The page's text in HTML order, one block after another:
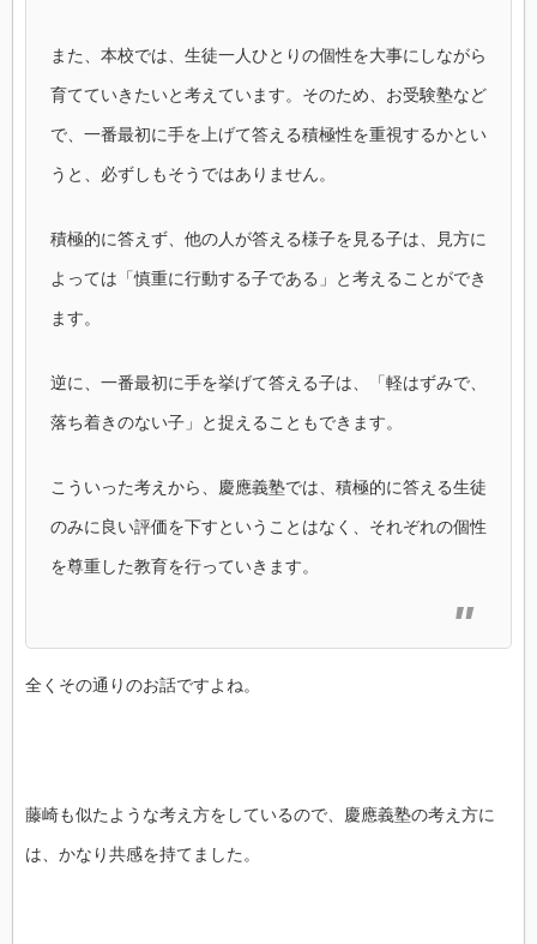
また、本校では、生徒一人ひとりの個性を大事にしながら
育てていきたいと考えています。そのため、お受験塾など
で、一番最初に手を上げて答える積極性を重視するかとい
うと、必ずしもそうではありません。
積極的に答えず、他の人が答える様子を見る子は、見方に
よっては「慎重に行動する子である」と考えることができ
ます。
逆に、一番最初に手を挙げて答える子は、「軽はずみで、
落ち着きのない子」と捉えることもできます。
こういった考えから、慶應義塾では、積極的に答える生徒
のみに良い評価を下すということはなく、それぞれの個性
を尊重した教育を行っていきます。
全くその通りのお話ですよね。
藤崎も似たような考え方をしているので、慶應義塾の考え方に
は、かなり共感を持てました。